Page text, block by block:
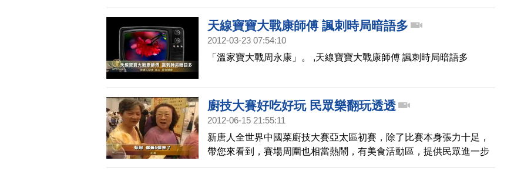
外資產
天線寶寶大戰康師傅 諷刺時局暗語多
2012-03-23 07:54:10
「溫家寶大戰周永康」。 ,天線寶寶大戰康師傅 諷刺時局暗語多
廚技大賽好吃好玩 民眾樂翻玩透透
2012-06-15 21:55:11
新唐人全世界中國菜廚技大賽亞太區初賽，除了比賽本身張力十足，
帶您來看到，賽場周圍也相當熱鬧，有美食活動區，提供民眾進一步
了解中國菜五大菜系之外，也有各種好吃又好玩的活動，帶您去看